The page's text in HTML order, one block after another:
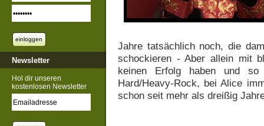
Newsletter
Hol dir unseren
kostenlosen Newsletter
Jahre tatsächlich noch, die
schockieren - Aber allein mit
keinen Erfolg haben und
Hard/Heavy-Rock, bei Alice
schon seit mehr als dreißig